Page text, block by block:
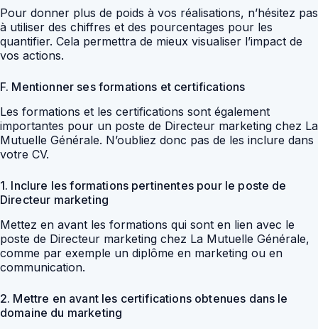
Pour donner plus de poids à vos réalisations, n’hésitez pas
à utiliser des chiffres et des pourcentages pour les
quantifier. Cela permettra de mieux visualiser l’impact de
vos actions.
F. Mentionner ses formations et certifications
Les formations et les certifications sont également
importantes pour un poste de Directeur marketing chez La
Mutuelle Générale. N’oubliez donc pas de les inclure dans
votre CV.
1. Inclure les formations pertinentes pour le poste de
Directeur marketing
Mettez en avant les formations qui sont en lien avec le
poste de Directeur marketing chez La Mutuelle Générale,
comme par exemple un diplôme en marketing ou en
communication.
2. Mettre en avant les certifications obtenues dans le
domaine du marketing